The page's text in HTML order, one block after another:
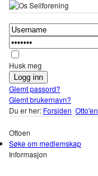
Husk meg
Glemt passord?
Glemt brukernavn?
Du er her: Forsiden Otto'en
Ottoen
Søke om medlemskap
Informasjon